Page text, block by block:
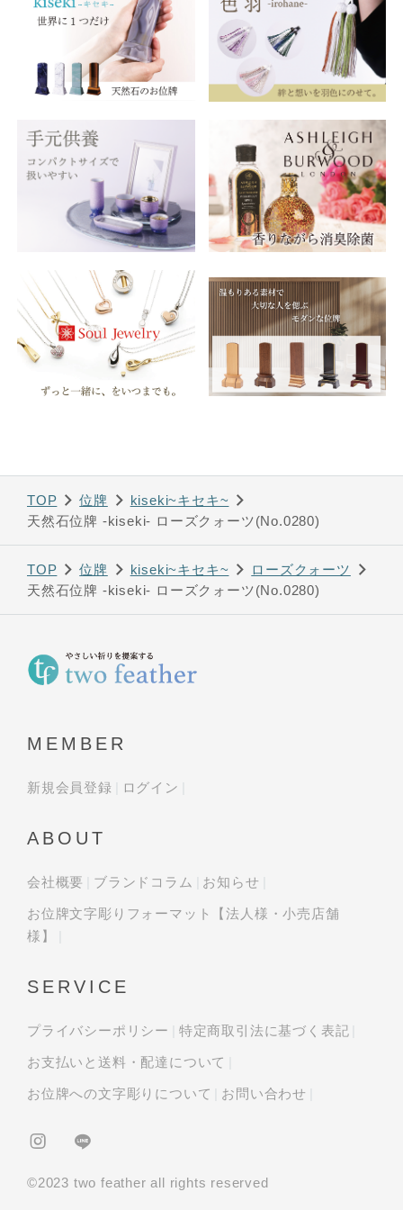
TOP 位牌
kiseki~キセキ~
天然石位牌 -kiseki- ローズクォーツ(No.0280)
TOP 位牌 kiseki~キセキ~
ローズクォーツ
天然石位牌 -kiseki- ローズクォーツ(No.0280)
MEMBER
新規会員登録 ログイン
ABOUT
会社概要 ブランドコラム お知らせ
お位牌文字彫りフォーマット【法人様・小売店舗
様】
SERVICE
プライバシーポリシー 特定商取引法に基づく表記
お支払いと送料・配達について
お位牌への文字彫りについて お問い合わせ
©︎2023 two feather all rights reserved